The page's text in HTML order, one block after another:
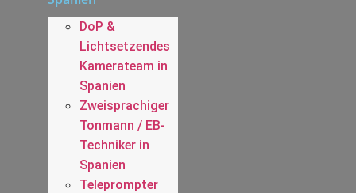
DoP &
Lichtsetzendes
Kamerateam in
Spanien
Zweisprachiger
Tonmann / EB-
Techniker in
Spanien
Teleprompter